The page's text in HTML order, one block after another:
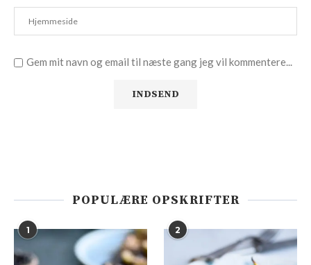
Gem mit navn og email til næste gang jeg vil kommentere...
POPULÆRE OPSKRIFTER
1 2